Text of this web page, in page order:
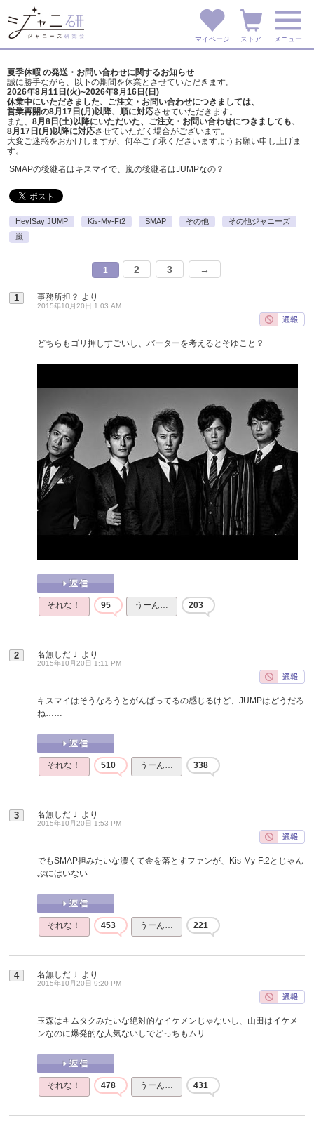
マイページ ストア メニュー
夏季休暇 の発送・お問い合わせに関するお知らせ
誠に勝手ながら、以下の期間を休業とさせていただきます。
2026年8月11日(火)~2026年8月16日(日)
休業中にいただきました、ご注文・お問い合わせにつきましては、
営業再開の8月17日(月)以降、順に対応させていただきます。
また、 8月8日(土)以降にいただいた、ご注文・ お問い合わせにつきましても、
8月17日(月)以降に対応させていただく場合がございます。
大変ご迷惑をおかけしますが、 何卒ご了承くださいますようお願い申し上げま
す。
SMAPの後継者はキスマイで、嵐の後継者はJUMPなの？
Hey!Say!JUMP Kis-My-Ft2 SMAP その他
その他ジャニーズ
嵐
1 2 3 →
1 事務所担？ より
2015年10月20日 1:03 AM
どちらもゴリ押しすごいし、バーターを考えるとそゆこと？
それな！ 95 うーん… 203
2 名無しだＪ より
2015年10月20日 1:11 PM
キスマイはそうなろうとがんばってるの感じるけど、JUMPはどうだろ
ね……
それな！ 510 うーん… 338
3 名無しだＪ より
2015年10月20日 1:53 PM
でもSMAP担みたいな濃くて金を落とすファンが、Kis-My-Ft2とじゃん
ぷにはいない
それな！ 453 うーん… 221
4 名無しだＪ より
2015年10月20日 9:20 PM
玉森はキムタクみたいな絶対的なイケメンじゃないし、山田はイケメ
ンなのに爆発的な人気ないしでどっちもムリ
それな！ 478 うーん… 431